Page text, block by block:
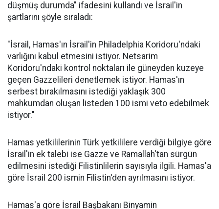
düşmüş durumda" ifadesini kullandı ve İsrail'in
şartlarını şöyle sıraladı:
"İsrail, Hamas'ın İsrail'in Philadelphia Koridoru'ndaki
varlığını kabul etmesini istiyor. Netsarim
Koridoru'ndaki kontrol noktaları ile güneyden kuzeye
geçen Gazzelileri denetlemek istiyor. Hamas'ın
serbest bırakılmasını istediği yaklaşık 300
mahkumdan oluşan listeden 100 ismi veto edebilmek
istiyor."
Hamas yetkililerinin Türk yetkililere verdiği bilgiye göre
İsrail'in ek talebi ise Gazze ve Ramallah'tan sürgün
edilmesini istediği Filistinlilerin sayısıyla ilgili. Hamas'a
göre İsrail 200 ismin Filistin'den ayrılmasını istiyor.
Hamas'a göre İsrail Başbakanı Binyamin